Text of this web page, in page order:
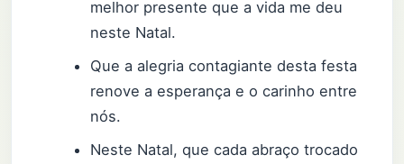
melhor presente que a vida me deu
neste Natal.
Que a alegria contagiante desta festa
renove a esperança e o carinho entre
nós.
Neste Natal, que cada abraço trocado